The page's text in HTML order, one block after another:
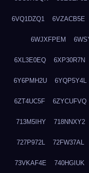
6VQ1DZQ1 6VZACB5E
6WJXFPEM
6XL3E0EQ 6XP30R7N
6Y6PMH2U 6YQP5Y4L
6ZT4UC5F 6ZYCUFVQ
713M5IHY 718NNXY2
727P972L 72FW37AL
73VKAF4E 740HGIUK